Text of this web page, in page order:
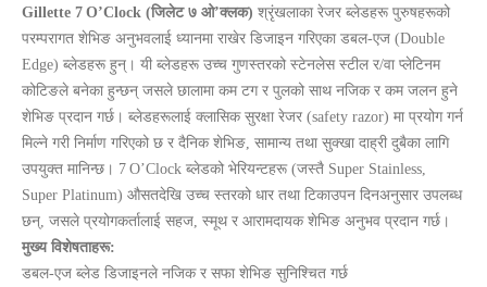
Gillette 7 O’Clock (जिलेट ७ ओ’क्लक) श्रृंखलाका रेजर ब्लेडहरू पुरुषहरूको
परम्परागत शेभिङ अनुभवलाई ध्यानमा राखेर डिजाइन गरिएका डबल‑एज (Double
Edge) ब्लेडहरू हुन्। यी ब्लेडहरू उच्च गुणस्तरको स्टेनलेस स्टील र/वा प्लेटिनम
कोटिङले बनेका हुन्छन् जसले छालामा कम टग र पुलको साथ नजिक र कम जलन हुने
शेभिङ प्रदान गर्छ। ब्लेडहरूलाई क्लासिक सुरक्षा रेजर (safety razor) मा प्रयोग गर्न
मिल्ने गरी निर्माण गरिएको छ र दैनिक शेभिङ, सामान्य तथा सुक्खा दाह्री दुबैका लागि
उपयुक्त मानिन्छ। 7 O’Clock ब्लेडको भेरियन्टहरू (जस्तै Super Stainless,
Super Platinum) औसतदेखि उच्च स्तरको धार तथा टिकाउपन दिनअनुसार उपलब्ध
छन्, जसले प्रयोगकर्तालाई सहज, स्मूथ र आरामदायक शेभिङ अनुभव प्रदान गर्छ।
मुख्य विशेषताहरू:
डबल‑एज ब्लेड डिजाइनले नजिक र सफा शेभिङ सुनिश्चित गर्छ